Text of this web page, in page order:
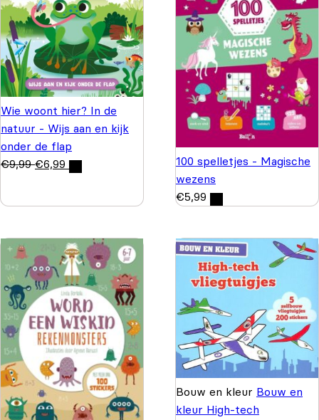
Wie woont hier? In de
natuur - Wijs aan en kijk
onder de flap
€9,99 €6,99
100 spelletjes - Magische
wezens
€5,99
Bouw en kleur Bouw en
kleur High-tech